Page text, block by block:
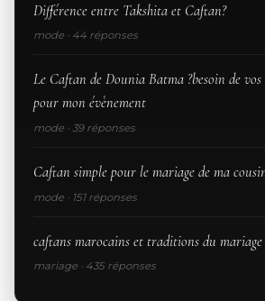
Différence entre Takshita et Caftan?
mode · 44 réponses
Le Caftan de Dounia Batma ?besoin de
pour mon évènement
mode · 39 réponses
Caftan simple pour le mariage de ma
mode · 151 réponses
caftans marocains et traditions du
mariage · 435 réponses